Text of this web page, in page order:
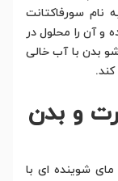
نام سورفاکتانت
و آن را محلول در
بدن با آب خالی
و بدن
شوینده‌ ای با